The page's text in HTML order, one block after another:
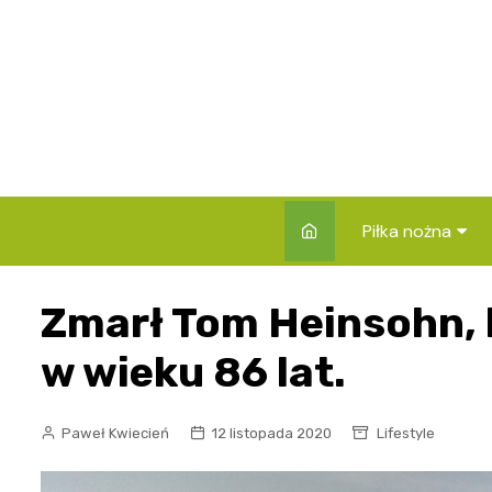
Piłka nożna
Składy i
Zmarł Tom Heinsohn,
w wieku 86 lat.
Paweł Kwiecień 12 listopada 2020 Lifestyle